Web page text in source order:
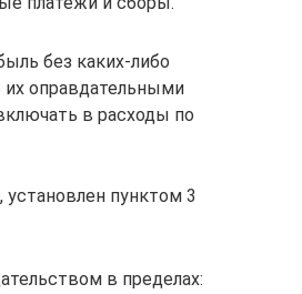
без каких-либо
их оправдательными
в расходы по
пунктом 3
в пределах: